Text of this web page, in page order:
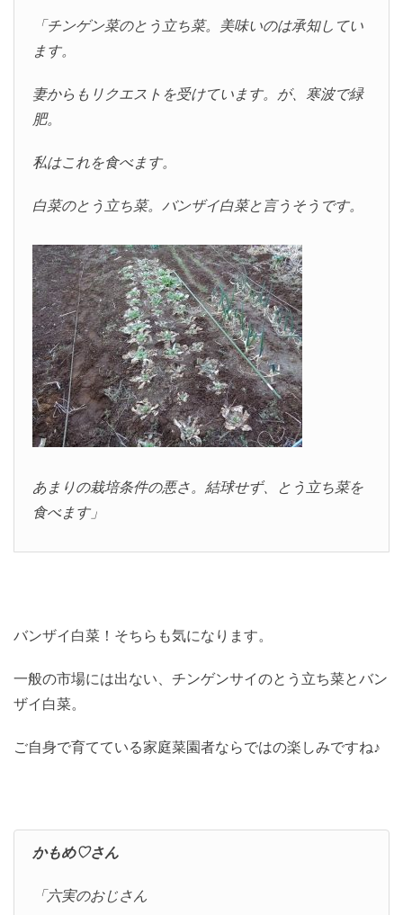
「チンゲン菜のとう立ち菜。美味いのは承知してい
ます。
妻からもリクエストを受けています。が、寒波で緑
肥。
私はこれを食べます。
白菜のとう立ち菜。バンザイ白菜と言うそうです。
あまりの栽培条件の悪さ。結球せず、とう立ち菜を
食べます」
バンザイ白菜！そちらも気になります。
一般の市場には出ない、チンゲンサイのとう立ち菜とバン
ザイ白菜。
ご自身で育てている家庭菜園者ならではの楽しみですね♪
かもめ♡さん
「六実のおじさん